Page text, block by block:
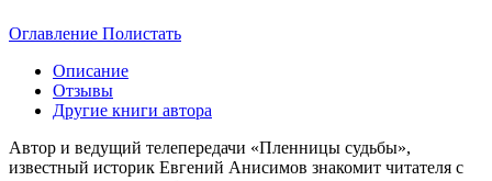
Оглавление Полистать
Описание
Отзывы
Другие книги автора
Автор и ведущий телепередачи «Пленницы судьбы»,
известный историк Евгений Анисимов знакомит читателя с